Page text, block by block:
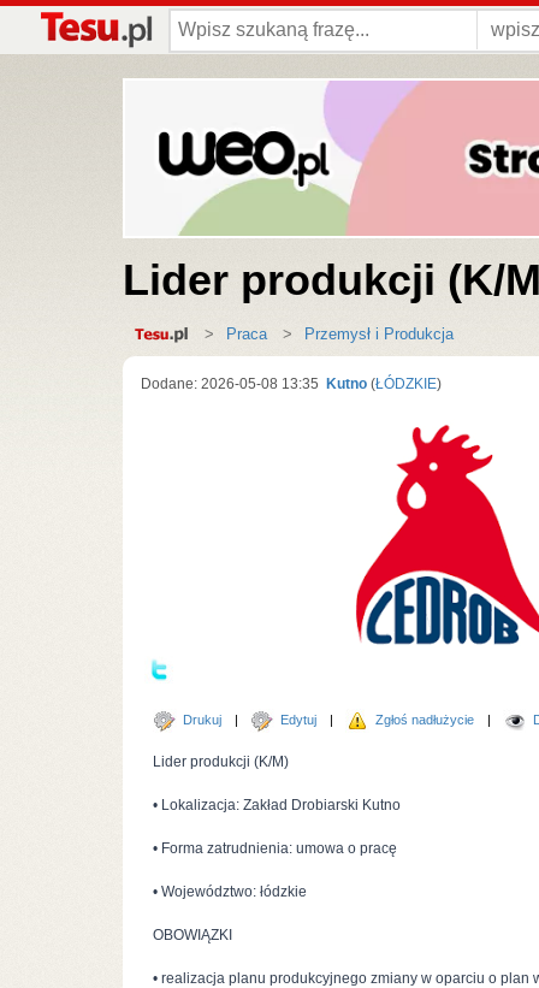
Lider produkcji (K/
Strona
główna
Praca Przemysł i Produkcja
Dodane: 2026-05-08 13:35 Kutno (ŁÓDZKIE)
Drukuj Edytuj Zgłoś nadłużycie
Lider produkcji (K/M)
• Lokalizacja: Zakład Drobiarski Kutno
• Forma zatrudnienia: umowa o pracę
• Województwo: łódzkie
OBOWIĄZKI
• realizacja planu produkcyjnego zmiany w oparciu o plan